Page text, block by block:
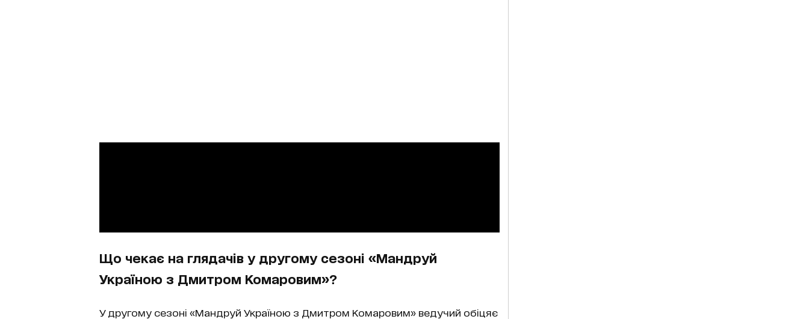
Що чекає на глядачів у другому сезоні «Мандруй
Україною з Дмитром Комаровим»?
У другому сезоні «Мандруй Україною з Дмитром Комаровим» ведучий обіцяє